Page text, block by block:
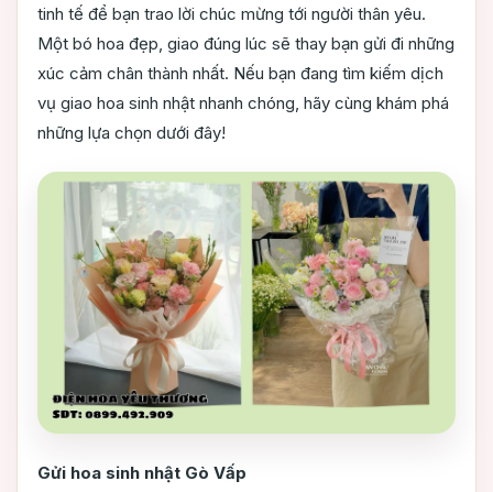
tinh tế để bạn trao lời chúc mừng tới người thân yêu.
Một bó hoa đẹp, giao đúng lúc sẽ thay bạn gửi đi những
xúc cảm chân thành nhất. Nếu bạn đang tìm kiếm dịch
vụ giao hoa sinh nhật nhanh chóng, hãy cùng khám phá
những lựa chọn dưới đây!
Gửi hoa sinh nhật Gò Vấp